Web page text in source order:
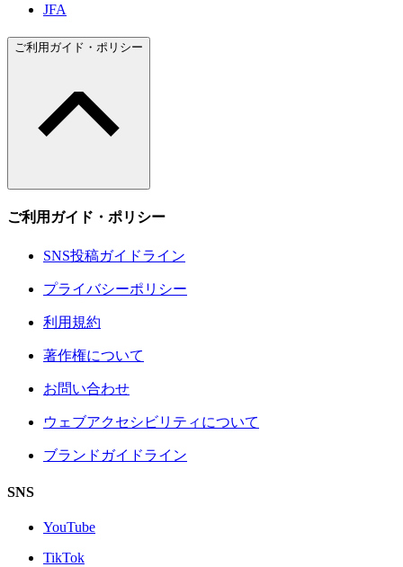
JFA
ご利用ガイド・ポリシー
ご利用ガイド・ポリシー
SNS投稿ガイドライン
プライバシーポリシー
利用規約
著作権について
お問い合わせ
ウェブアクセシビリティについて
ブランドガイドライン
SNS
YouTube
TikTok